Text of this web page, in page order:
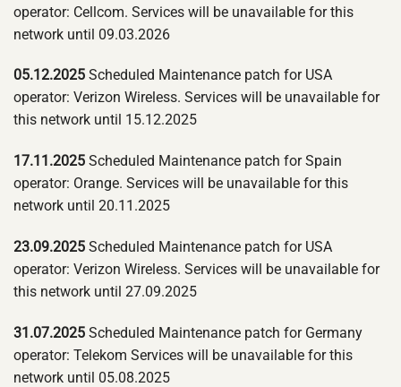
operator: Cellcom. Services will be unavailable for this
network until 09.03.2026
05.12.2025 Scheduled Maintenance patch for USA
operator: Verizon Wireless. Services will be unavailable for
this network until 15.12.2025
17.11.2025 Scheduled Maintenance patch for Spain
operator: Orange. Services will be unavailable for this
network until 20.11.2025
23.09.2025 Scheduled Maintenance patch for USA
operator: Verizon Wireless. Services will be unavailable for
this network until 27.09.2025
31.07.2025 Scheduled Maintenance patch for Germany
operator: Telekom Services will be unavailable for this
network until 05.08.2025